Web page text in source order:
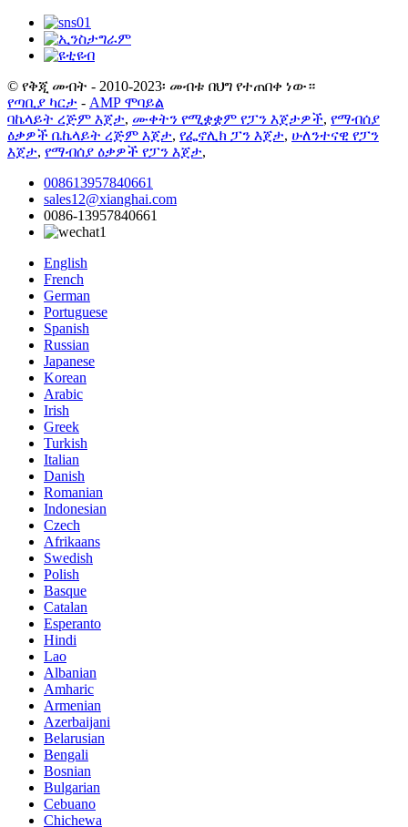
© የቅጂ መብት - 2010-2023፡ መብቱ በህግ የተጠበቀ ነው።
የጣቢያ ካርታ - AMP ሞባይል
ባኬላይት ረጅም እጀታ, ሙቀትን የሚቋቋም የፓን እጀታዎች, የማብሰያ
ዕቃዎች ቤኬላይት ረጅም እጀታ, የፌኖሊክ ፓን እጀታ, ሁለንተናዊ የፓን
እጀታ, የማብሰያ ዕቃዎች የፓን እጀታ,
008613957840661
sales12@xianghai.com
0086-13957840661
English
French
German
Portuguese
Spanish
Russian
Japanese
Korean
Arabic
Irish
Greek
Turkish
Italian
Danish
Romanian
Indonesian
Czech
Afrikaans
Swedish
Polish
Basque
Catalan
Esperanto
Hindi
Lao
Albanian
Amharic
Armenian
Azerbaijani
Belarusian
Bengali
Bosnian
Bulgarian
Cebuano
Chichewa